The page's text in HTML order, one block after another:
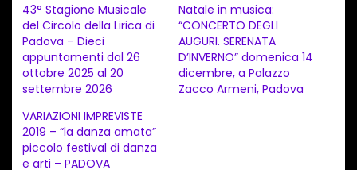
a
m
e
n
t
o
i
43° Stagione Musicale
del Circolo della Lirica di
Padova – Dieci
appuntamenti dal 26
ottobre 2025 al 20
settembre 2026
Natale in musica:
“CONCERTO DEGLI
AUGURI. SERENATA
D’INVERNO” domenica 14
dicembre, a Palazzo
Zacco Armeni, Padova
VARIAZIONI IMPREVISTE
2019 – “la danza amata”
piccolo festival di danza
e arti – PADOVA